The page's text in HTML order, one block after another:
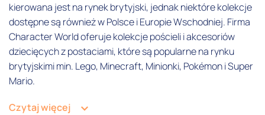
Producent
Character World
Przeznaczenie ręcznika
kierowana jest na rynek brytyjski, jednak niektóre kolekcje
dostępne są również w Polsce i Europie Wschodniej. Firma
Character World oferuje kolekcje pościeli i akcesoriów
dziecięcych z postaciami, które są popularne na rynku
brytyjskimi min. Lego, Minecraft, Minionki, Pokémon i Super
Mario.
Czytaj więcej